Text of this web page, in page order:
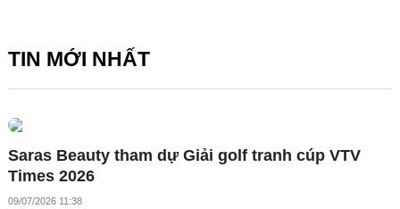
TIN MỚI NHẤT
Saras Beauty tham dự Giải golf tranh cúp VTV
Times 2026
09/07/2026 11:38